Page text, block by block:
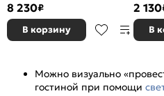
8 230₽
В корзину
2 130
В
Можно визуально
гостиной при помощи